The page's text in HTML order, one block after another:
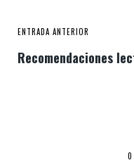
ENTRADA ANTERIOR
Recomendaciones
0